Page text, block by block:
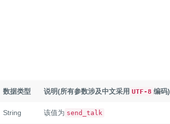
数据类型 说明(所有参数涉及中文采用 UTF-8 编码)
String 该值为 send_talk